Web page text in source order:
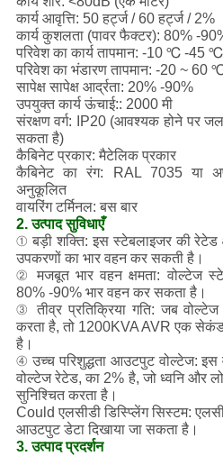
कार्य आवृत्ति: 50 हर्ट्ज / 60 हर्ट्ज / 2%
कार्य कुशलता (पावर फैक्टर): 80% -
परिवेश का कार्य तापमान: -10 ℃ -45 ℃
परिवेश का भंडारण तापमान: -20 ~ 60
सापेक्ष सापेक्ष आर्द्रता: 20% -90%
उपयुक्त कार्य ऊंचाई:: 2000 मी
संरक्षण वर्ग: IP20 (आवश्यक होने पर
सकता है)
कैबिनेट प्रकार: मैटेलिक प्रकार
कैबिनेट का रंग: RAL 7035 या
अनुकूलित
वायरिंग टर्मिनल: बस बार
2. उत्पाद सुविधाएँ
① बड़ी शक्ति: इस स्टेबलाइजर की रेटेड
उपकरणों का भार वहन कर सकती है।
② मजबूत भार वहन क्षमता: वोल्टेज
80% -90% भार वहन कर सकता है।
③ तीव्र प्रतिक्रिया गति: जब
करता है, तो 1200KVA AVR एक
है।
④ उच्च परिशुद्धता आउटपुट वोल्टेज:
वोल्टेज रेटेड, का 2% है, जो ध्वनि और
सुनिश्चित करता है।
Could एलसीडी डिस्प्लेिंग सिस्टम:
आउटपुट डेटा दिखाया जा सकता है।
3. उत्पाद प्रदर्शन